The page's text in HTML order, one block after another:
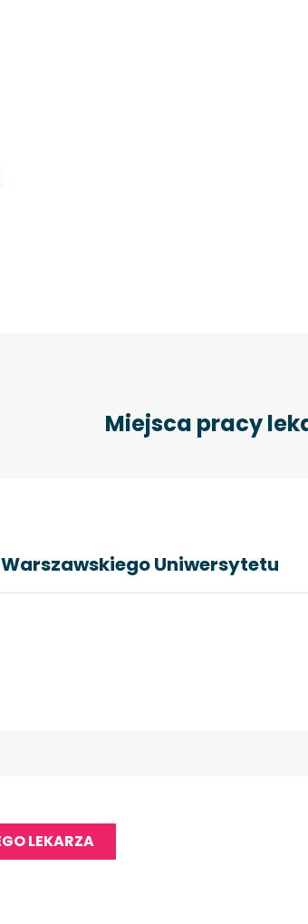
Miejsca pracy
Uniwersytetu
LEKARZA